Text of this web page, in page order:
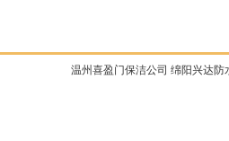
温州喜盈门保洁公司 绵阳兴达防